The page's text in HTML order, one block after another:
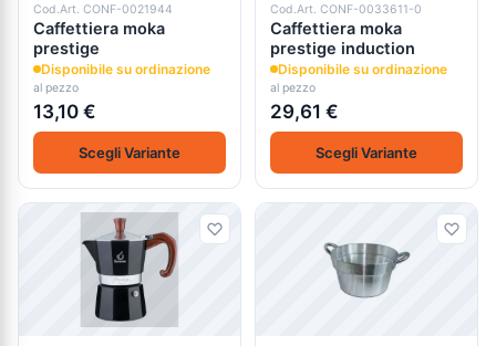
Cod.Art. CONF-0021944
Caffettiera moka
prestige
Disponibile su ordinazione
al pezzo
13,10 €
Scegli Variante
Cod.Art. CONF-0033611-0
Caffettiera moka
prestige induction
Disponibile su ordinazione
al pezzo
29,61 €
Scegli Variante